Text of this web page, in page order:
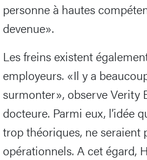
personne à hautes
devenue».
Les freins existent
employeurs. «Il y a
surmonter», observe Verity
docteure. Parmi eux, l’idée
trop théoriques, ne seraient
opérationnels. A cet égard,